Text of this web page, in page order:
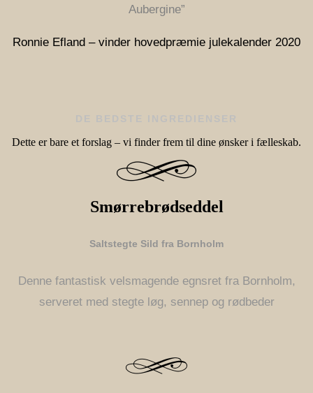
Aubergine”
Ronnie Efland – vinder hovedpræmie julekalender 2020
DE BEDSTE INGREDIENSER
Dette er bare et forslag – vi finder frem til dine ønsker i fælleskab.
Smørrebrødseddel
Saltstegte Sild fra Bornholm
Denne fantastisk velsmagende egnsret fra Bornholm,
serveret med stegte løg, sennep og rødbeder